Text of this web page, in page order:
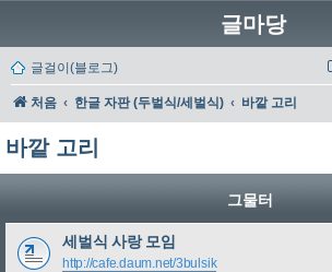
글마당
글걸이(블로그)
처음 한글 자판 (두벌식/세벌식) 바깥 고리
바깥 고리
그물터
세벌식 사랑 모임
http://cafe.daum.net/3bulsik